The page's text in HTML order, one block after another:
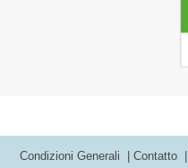
Condizioni Generali Contatto